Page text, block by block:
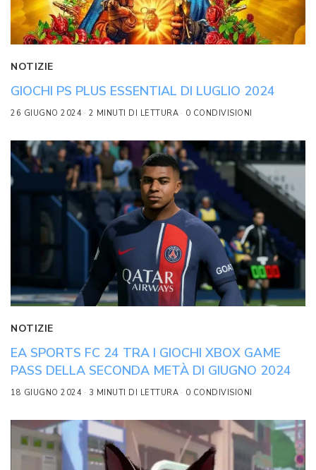
NOTIZIE
GIOCHI PS PLUS ESSENTIAL DI LUGLIO 2024
26 GIUGNO 2024 2 MINUTI DI LETTURA 0 CONDIVISIONI
NOTIZIE
EA SPORTS FC 24 TRA I GIOCHI XBOX GAME
PASS DELLA SECONDA METÀ DI GIUGNO 2024
18 GIUGNO 2024 3 MINUTI DI LETTURA 0 CONDIVISIONI